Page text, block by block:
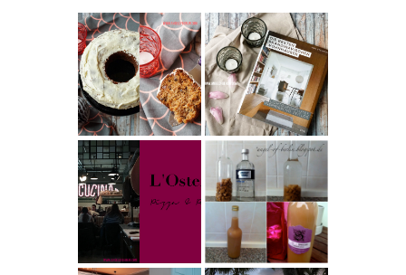
Rezept |
Weltbester
Carrot Cake
mit Cream
Cheese
Frosting nach
Cynthia
Barcomi –
einfach &
saftig
Buchtipps - Die
besten
Skandinavische
n Wohnhäuser |
The Nina
Edition
My Berlin -
L'Osteria | The
Nina Edition
Rezept |
Karamell-
Wodka selber
machen –
einfaches
Rezept &
Geschenkidee